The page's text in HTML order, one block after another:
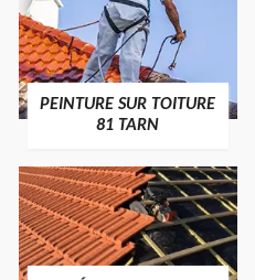
PEINTURE SUR TOITURE
81 TARN